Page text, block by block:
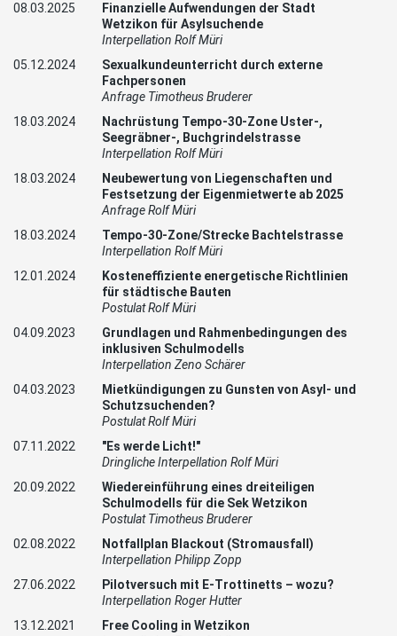
08.03.2025
Finanzielle Aufwendungen der Stadt
Wetzikon für Asylsuchende
Interpellation Rolf Müri
05.12.2024
Sexualkundeunterricht durch externe
Fachpersonen
Anfrage Timotheus Bruderer
18.03.2024
Nachrüstung Tempo-30-Zone Uster-,
Seegräbner-, Buchgrindelstrasse
Interpellation Rolf Müri
18.03.2024
Neubewertung von Liegenschaften und
Festsetzung der Eigenmietwerte ab 2025
Anfrage Rolf Müri
18.03.2024
Tempo-30-Zone/Strecke Bachtelstrasse
Interpellation Rolf Müri
12.01.2024
Kosteneffiziente energetische Richtlinien
für städtische Bauten
Postulat Rolf Müri
04.09.2023
Grundlagen und Rahmenbedingungen des
inklusiven Schulmodells
Interpellation Zeno Schärer
04.03.2023
Mietkündigungen zu Gunsten von Asyl- und
Schutzsuchenden?
Postulat Rolf Müri
07.11.2022
"Es werde Licht!"
Dringliche Interpellation Rolf Müri
20.09.2022
Wiedereinführung eines dreiteiligen
Schulmodells für die Sek Wetzikon
Postulat Timotheus Bruderer
02.08.2022
Notfallplan Blackout (Stromausfall)
Interpellation Philipp Zopp
27.06.2022
Pilotversuch mit E-Trottinetts – wozu?
Interpellation Roger Hutter
13.12.2021
Free Cooling in Wetzikon